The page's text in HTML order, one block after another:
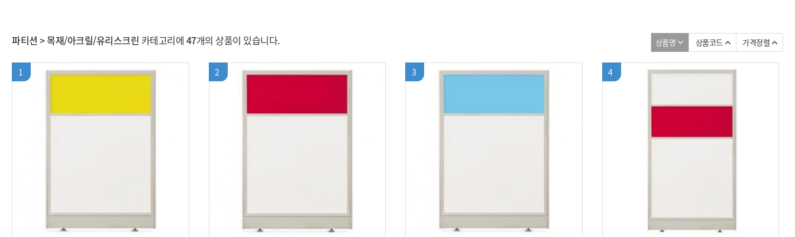
파티션 > 목재/아크릴/유리스크린 카테고리에 47개의 상품이 있습니다. 상품명 상품코드 가격정렬
1 2 3 4